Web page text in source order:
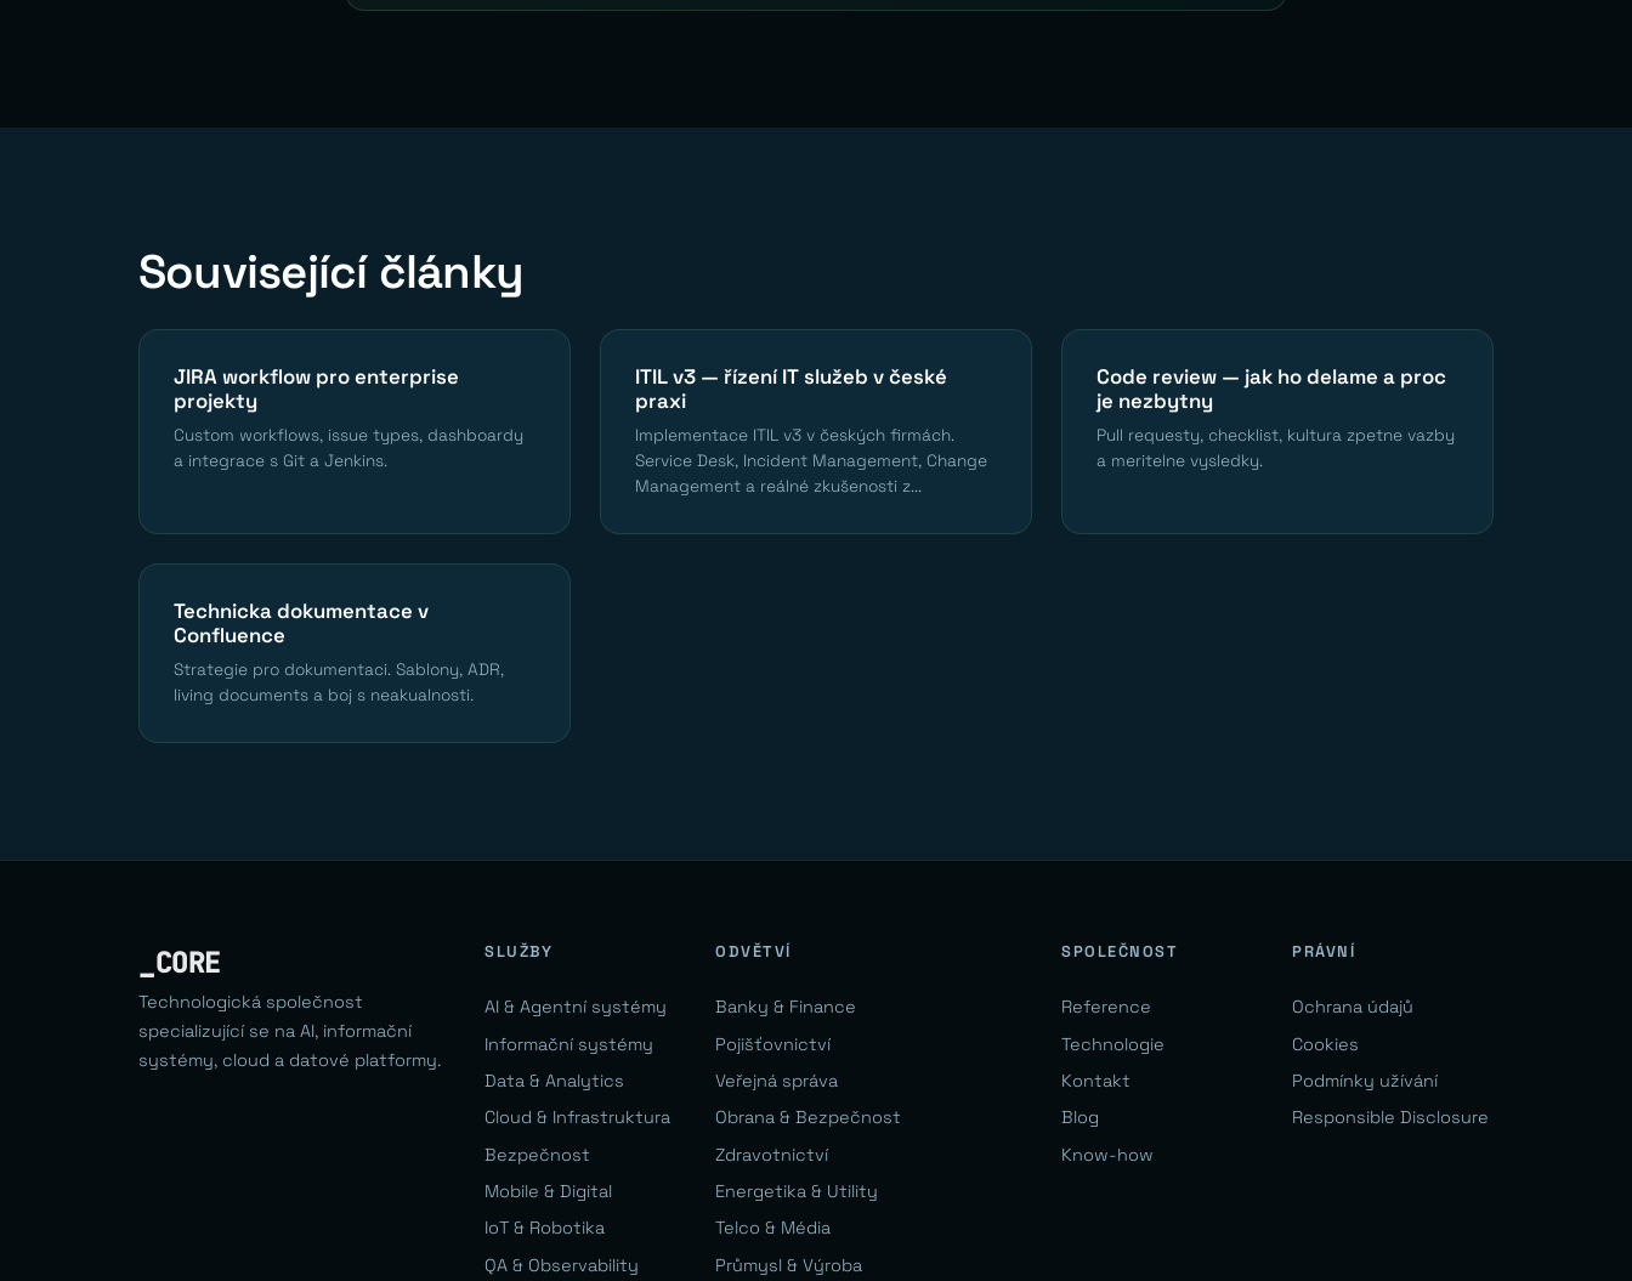
Související články
JIRA workflow pro enterprise
projekty
Custom workflows, issue types, dashboardy
a integrace s Git a Jenkins.
ITIL v3 — řízení IT služeb v české
praxi
Implementace ITIL v3 v českých firmách.
Service Desk, Incident Management, Change
Management a reálné zkušenosti z...
Code review — jak ho delame a proc
je nezbytny
Pull requesty, checklist, kultura zpetne vazby
a meritelne vysledky.
Technicka dokumentace v
Confluence
Strategie pro dokumentaci. Sablony, ADR,
living documents a boj s neakualnosti.
_CORE
Technologická společnost
specializující se na AI, informační
systémy, cloud a datové platformy.
SLUŽBY
AI & Agentní systémy
Informační systémy
Data & Analytics
Cloud & Infrastruktura
Bezpečnost
Mobile & Digital
IoT & Robotika
QA & Observability
ODVĚTVÍ
Banky & Finance
Pojišťovnictví
Veřejná správa
Obrana & Bezpečnost
Zdravotnictví
Energetika & Utility
Telco & Média
Průmysl & Výroba
SPOLEČNOST
Reference
Technologie
Kontakt
Blog
Know-how
PRÁVNÍ
Ochrana údajů
Cookies
Podmínky užívání
Responsible Disclosure